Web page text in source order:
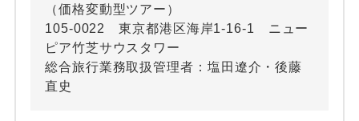
（価格変動型ツアー）
105-0022 東京都港区海岸1-16-1 ニュー
ピア竹芝サウスタワー
総合旅行業務取扱管理者：塩田遼介・後藤
直史